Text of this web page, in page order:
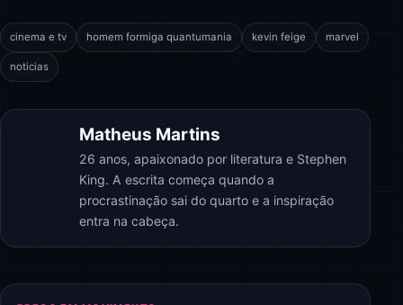
cinema e tv homem formiga quantumania kevin feige marvel
noticias
Matheus Martins
26 anos, apaixonado por literatura e Stephen
King. A escrita começa quando a
procrastinação sai do quarto e a inspiração
entra na cabeça.